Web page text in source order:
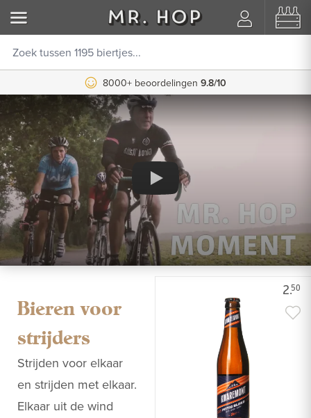
8000+ beoordelingen 9.8/10
Video afspelen
Bieren voor
strijders
Strijden voor elkaar
en strijden met elkaar.
Elkaar uit de wind
2.50